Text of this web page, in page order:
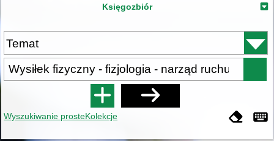
Księgozbiór
Wyszukiwanie prosteKolekcje